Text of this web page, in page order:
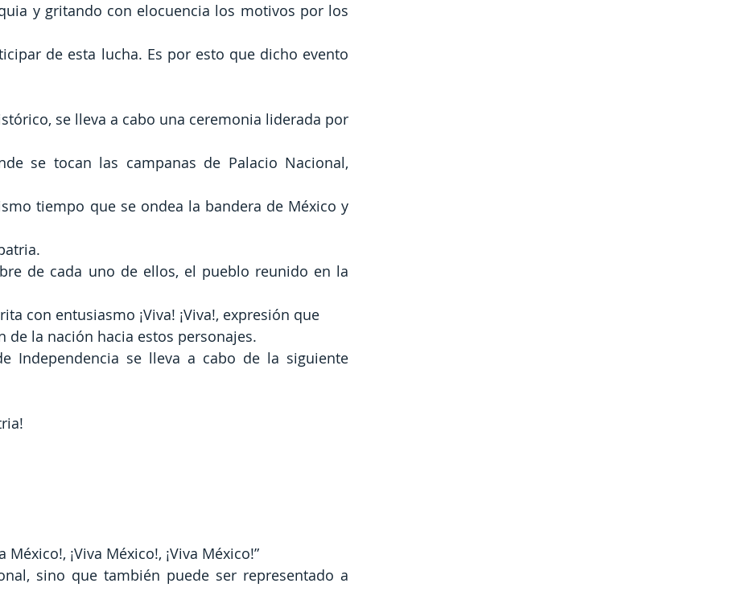
y gritando con elocuencia los motivos por los
de esta lucha. Es por esto que dicho evento
se lleva a cabo una ceremonia liderada por
se tocan las campanas de Palacio Nacional,
tiempo que se ondea la bandera de México y
de cada uno de ellos, el pueblo reunido en la
con entusiasmo ¡Viva! ¡Viva!, expresión que
la nación hacia estos personajes.
Independencia se lleva a cabo de la siguiente
¡Viva México!, ¡Viva México!”
sino que también puede ser representado a